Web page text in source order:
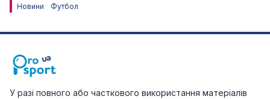
Новини
Футбол
У разі повного або часткового використання матеріалів